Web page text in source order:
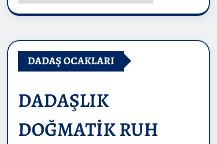
DADAŞ OCAKLARI
DADAŞLIK
DOĞMATİK RUH